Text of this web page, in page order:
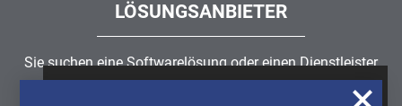
LÖSUNGSANBIETER
Sie suchen eine Softwarelösung oder einen Dienstleister
rund um die ThemenRisikomanagement,GRC, IKS oder